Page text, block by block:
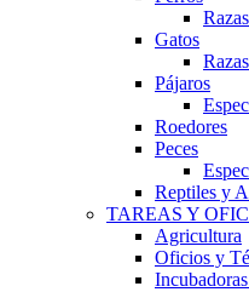
Gatos
Pájaros
Roedores
Peces
Reptiles y
TAREAS Y
Agricultura
Oficios y